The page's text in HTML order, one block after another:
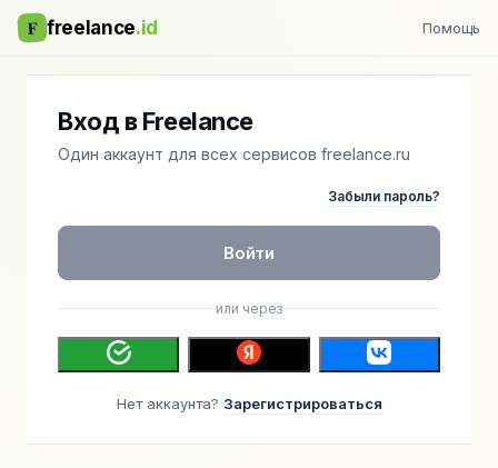
F freelance.id Помощь
Вход в Freelance
Один аккаунт для всех сервисов freelance.ru
Забыли пароль?
Войти
или через
Нет аккаунта? Зарегистрироваться